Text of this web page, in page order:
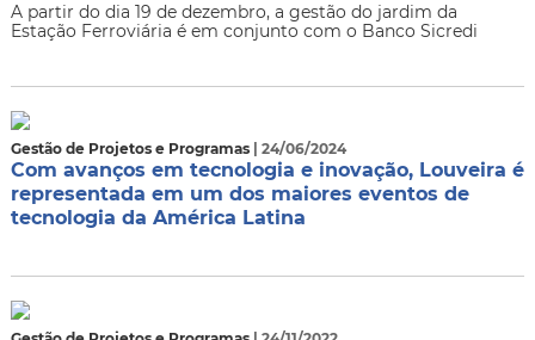
A partir do dia 19 de dezembro, a gestão do jardim da
Estação Ferroviária é em conjunto com o Banco Sicredi
Gestão de Projetos e Programas | 24/06/2024
Com avanços em tecnologia e inovação, Louveira é
representada em um dos maiores eventos de
tecnologia da América Latina